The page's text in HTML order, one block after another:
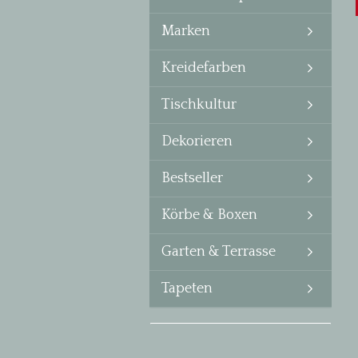
Marken
Kreidefarben
Tischkultur
Dekorieren
Bestseller
Körbe & Boxen
Garten & Terrasse
Tapeten